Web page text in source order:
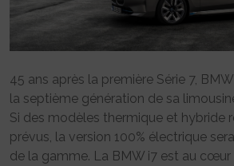
45 ans après la première Série 7,
la septième génération de sa
Si des modèles thermique et hybride
prévus, la version 100% électrique
de la gamme. La BMW i7 est au